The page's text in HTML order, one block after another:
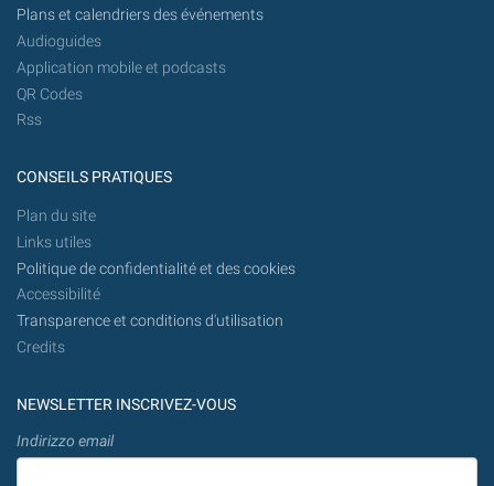
Plans et calendriers des événements
Audioguides
Application mobile et podcasts
QR Codes
Rss
CONSEILS PRATIQUES
Plan du site
Links utiles
Politique de confidentialité et des cookies
Accessibilité
Transparence et conditions d'utilisation
Credits
NEWSLETTER INSCRIVEZ-VOUS
Indirizzo email